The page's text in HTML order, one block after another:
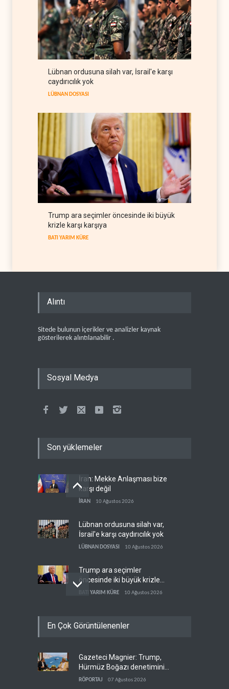
hedefleriyle çelişiyor
BATI YARIM KÜRE 10 Ağustos 2026
Roma görüşmeleri tıkandı:
Lübnan delegasyonunda
anlaşmazlık çıktı
LÜBNAN 10 Ağustos 2026
Netanyahu'nun Gazze şartı
Lübnan ordusuna silah var, İsrail'e karşı
caydırıcılık yok
LÜBNAN DOSYASI
Trump ara seçimler öncesinde iki büyük
krizle karşı karşıya
BATI YARIM KÜRE
Alıntı
Sitede bulunun içerikler ve analizler kaynak
gösterilerek alıntılanabilir .
Sosyal Medya
Son yüklemeler
İran: Mekke Anlaşması bize
karşı değil
İRAN 10 Ağustos 2026
Lübnan ordusuna silah var,
İsrail'e karşı caydırıcılık yok
LÜBNAN DOSYASI 10 Ağustos 2026
Trump ara seçimler
öncesinde iki büyük krizle
karşı karşıya
BATI YARIM KÜRE 10 Ağustos 2026
yakıt fiyatlarından dertli
Türkiye, Karadeniz'e giden
ticari gemilerin geçişine
yeniden izin verdi
En Çok Görüntülenenler
Gazeteci Magnier: Trump,
Hürmüz Boğazı denetimini
doğrudan İran ve Umman'a
RÖPORTAJ 07 Ağustos 2026